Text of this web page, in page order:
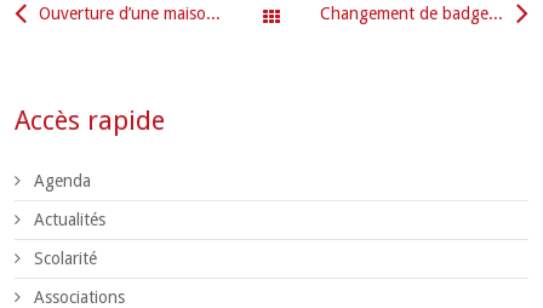
Ouverture d’une maison d’assistantes maternelles (MAM) Tous les articles Changement de badge d’accès à la déchèterie
Accès rapide
Agenda
Actualités
Scolarité
Associations